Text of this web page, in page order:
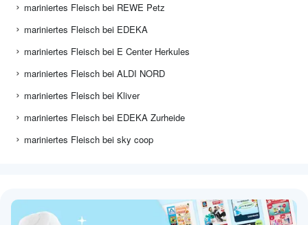
mariniertes Fleisch bei REWE Petz
mariniertes Fleisch bei EDEKA
mariniertes Fleisch bei E Center Herkules
mariniertes Fleisch bei ALDI NORD
mariniertes Fleisch bei Kliver
mariniertes Fleisch bei EDEKA Zurheide
mariniertes Fleisch bei sky coop